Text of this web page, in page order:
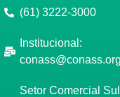
(61) 3222-3000
Institucional:
Setor Comercial